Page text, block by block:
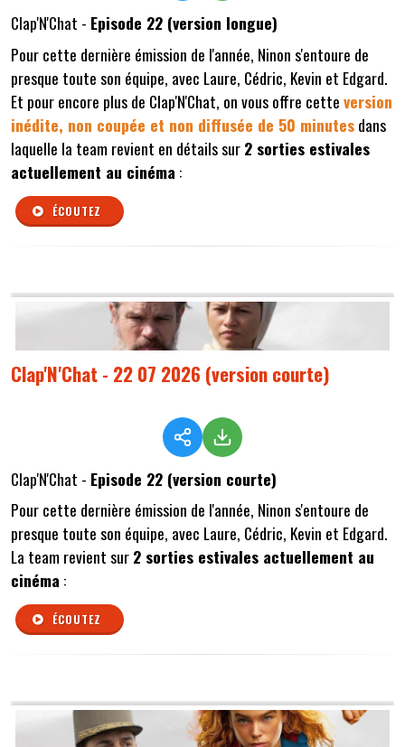
Clap'N'Chat - Episode 22 (version longue)
Pour cette dernière émission de l'année, Ninon s'entoure de
presque toute son équipe, avec Laure, Cédric, Kevin et Edgard.
Et pour encore plus de Clap'N'Chat, on vous offre cetteversion
inédite, non coupée et non diffusée de 50 minutesdans
laquelle la team revient en détails sur2 sorties estivales
actuellement au cinéma :
ÉCOUTEZ
Clap'N'Chat - 22 07 2026 (version courte)
Clap'N'Chat - Episode 22 (version courte)
Pour cette dernière émission de l'année, Ninon s'entoure de
presque toute son équipe, avec Laure, Cédric, Kevin et Edgard.
La team revient sur2 sorties estivales actuellement au
cinéma :
ÉCOUTEZ